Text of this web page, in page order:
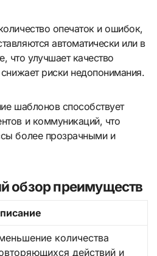
опечаток и ошибок,
автоматически или в
что улучшает качество
снижает риски недопонимания.
шаблонов способствует
и коммуникаций, что
более прозрачными и
обзор преимуществ
количества
действий и